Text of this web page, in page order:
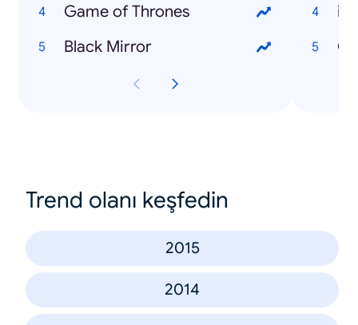
Game of Thrones
Black Mirror
Trend olanı keşfedin
2015
2014